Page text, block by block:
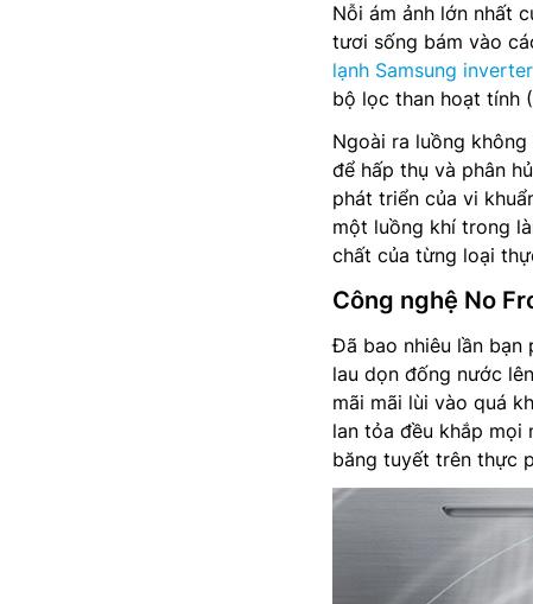
Nỗi ám ảnh lớn nhất
tươi sống bám vào
lạnh Samsung inverter
bộ lọc than hoạt tính
Ngoài ra luồng
để hấp thụ và phân
phát triển của vi
một luồng khí trong
chất của từng loại
Công nghệ No
Đã bao nhiêu lần bạn
lau dọn đống nước
mãi mãi lùi vào quá
lan tỏa đều khắp mọi
băng tuyết trên thực